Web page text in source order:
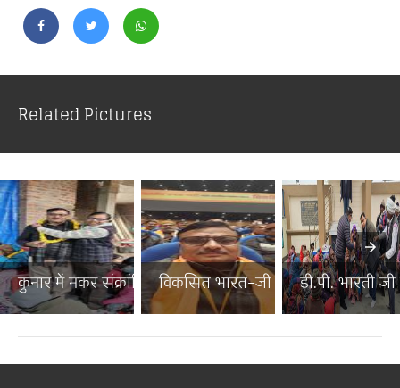
Related Pictures
कुनार में मकर संक्रांति पर...विकसित भारत–जी राम जी जनज...
डी.पी. भारती